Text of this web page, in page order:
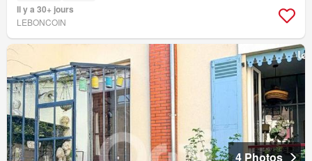
Il y a 30+ jours
LEBONCOIN
4 Photos